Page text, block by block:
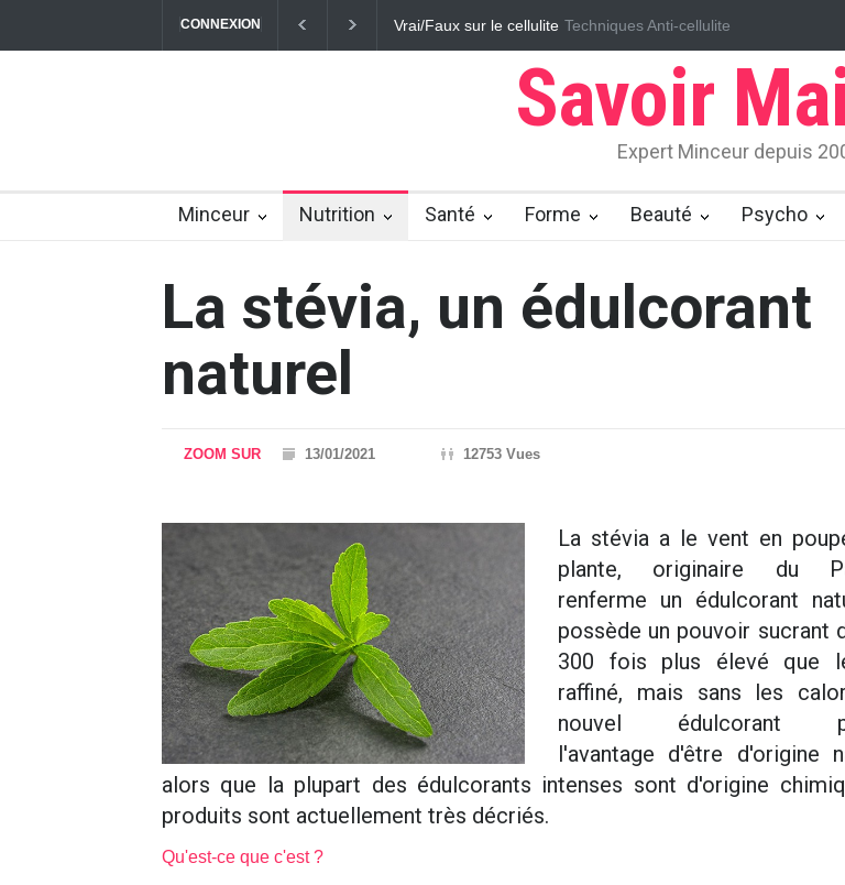
CONNEXION Vrai/Faux sur le cellulite Massages ayurvédiques pour éliminer
Techniques Anti-cellulite
Savoir
Expert Minceur depuis
Minceur Nutrition Santé Forme Beauté Psycho
La stévia, un édulcorant
naturel
ZOOM SUR 13/01/2021 12753 Vues
La stévia a le vent en
plante, originaire du
renferme un édulcorant
possède un pouvoir sucrant
300 fois plus élevé que
raffiné, mais sans les
nouvel édulcorant
l'avantage d'être d'origine
alors que la plupart des édulcorants intenses sont d'origine
produits sont actuellement très décriés.
Qu'est-ce que c'est ?